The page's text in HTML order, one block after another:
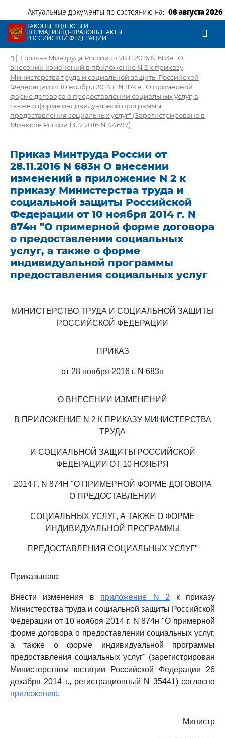
Актуальные документы по состоянию на: 08 августа 2026
ЗАКОНЫ, КОДЕКСЫ И
НОРМАТИВНО-ПРАВОВЫЕ АКТЫ
РОССИЙСКОЙ ФЕДЕРАЦИИ
| Приказ Минтруда России от 28.11.2016 N 683н "О
внесении изменений в приложение N 2 к приказу
Министерства труда и социальной защиты Российской
Федерации от 10 ноября 2014 г. N 874н "О примерной
форме договора о предоставлении социальных услуг, а
также о форме индивидуальной программы
предоставления социальных услуг" (Зарегистрировано в
Минюсте России 13.12.2016 N 44697)
Приказ Минтруда России от
28.11.2016 N 683н О внесении
изменений в приложение N 2 к
приказу Министерства труда и
социальной защиты Российской
Федерации от 10 ноября 2014 г. N
874н "О примерной форме договора
о предоставлении социальных
услуг, а также о форме
индивидуальной программы
предоставления социальных услуг
МИНИСТЕРСТВО ТРУДА И СОЦИАЛЬНОЙ ЗАЩИТЫ
РОССИЙСКОЙ ФЕДЕРАЦИИ
ПРИКАЗ
от 28 ноября 2016 г. N 683н
О ВНЕСЕНИИ ИЗМЕНЕНИЙ
В ПРИЛОЖЕНИЕ N 2 К ПРИКАЗУ МИНИСТЕРСТВА
ТРУДА
И СОЦИАЛЬНОЙ ЗАЩИТЫ РОССИЙСКОЙ
ФЕДЕРАЦИИ ОТ 10 НОЯБРЯ
2014 Г. N 874Н "О ПРИМЕРНОЙ ФОРМЕ ДОГОВОРА
О ПРЕДОСТАВЛЕНИИ
СОЦИАЛЬНЫХ УСЛУГ, А ТАКЖЕ О ФОРМЕ
ИНДИВИДУАЛЬНОЙ ПРОГРАММЫ
ПРЕДОСТАВЛЕНИЯ СОЦИАЛЬНЫХ УСЛУГ"
Приказываю:
Внести изменения в приложение N 2 к приказу
Министерства труда и социальной защиты Российской
Федерации от 10 ноября 2014 г. N 874н "О примерной
форме договора о предоставлении социальных услуг,
а также о форме индивидуальной программы
предоставления социальных услуг" (зарегистрирован
Министерством юстиции Российской Федерации 26
декабря 2014 г., регистрационный N 35441) согласно
приложению.
Министр